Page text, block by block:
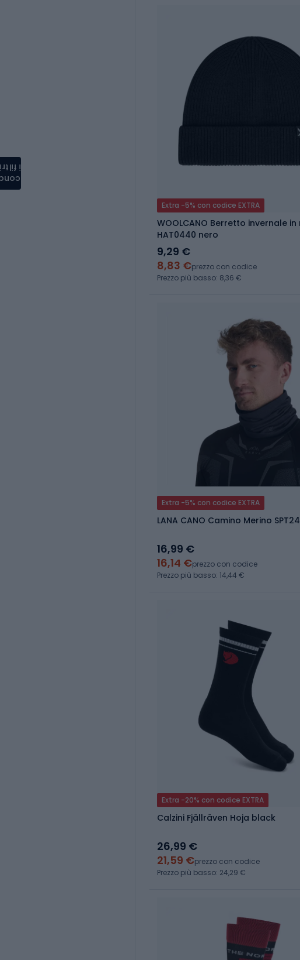
Extra -5% con codice EXTRA
WOOLCANO Berretto invernale in
HAT0440 nero
9,29 €
8,83 €prezzo con codice
Prezzo più basso: 8,36 €
Extra -5% con codice EXTRA
LANA CANO Camino Merino
16,99 €
16,14 €prezzo con codice
Prezzo più basso: 14,44 €
Extra -20% con codice EXTRA
Calzini Fjällräven Hoja black
26,99 €
21,59 €prezzo con codice
Prezzo più basso: 24,29 €
i filtri